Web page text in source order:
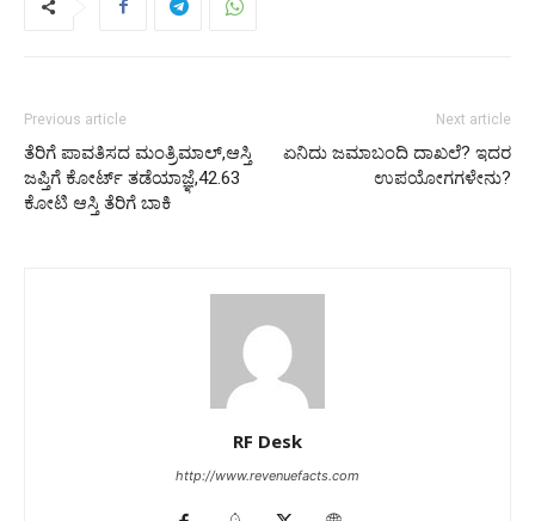
Previous article
ತೆರಿಗೆ ಪಾವತಿಸದ ಮಂತ್ರಿಮಾಲ್,ಆಸ್ತಿ
ಜಪ್ತಿಗೆ ಕೋರ್ಟ್ ತಡೆಯಾಜ್ಞೆ,42.63
ಕೋಟಿ ಆಸ್ತಿ ತೆರಿಗೆ ಬಾಕಿ
Next article
ಏನಿದು ಜಮಾಬಂದಿ ದಾಖಲೆ? ಇದರ
ಉಪಯೋಗಗಳೇನು?
RF Desk
http://www.revenuefacts.com